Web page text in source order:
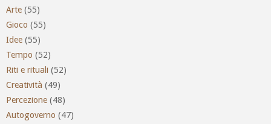
Arte (55)
Gioco (55)
Idee (55)
Tempo (52)
Riti e rituali (52)
Creatività (49)
Percezione (48)
Autogoverno (47)